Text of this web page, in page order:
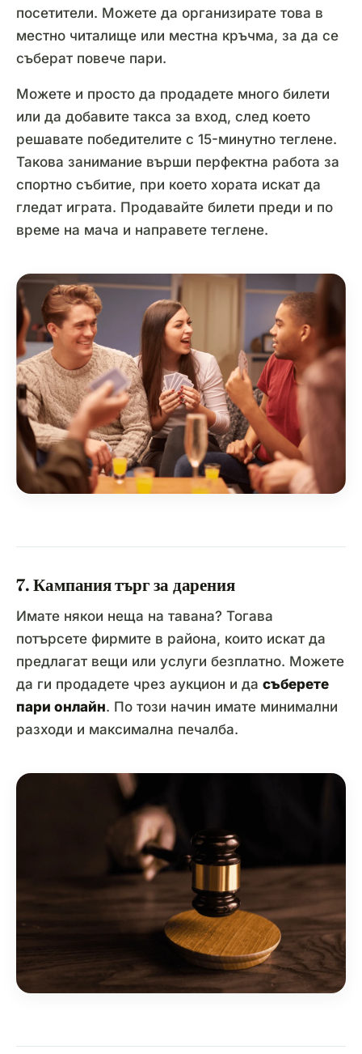
посетители. Можете да организирате това в
местно читалище или местна кръчма, за да се
съберат повече пари.
Можете и просто да продадете много билети
или да добавите такса за вход, след което
решавате победителите с 15-минутно теглене.
Такова занимание върши перфектна работа за
спортно събитие, при което хората искат да
гледат играта. Продавайте билети преди и по
време на мача и направете теглене.
7. Кампания търг за дарения
Имате някои неща на тавана? Тогава
потърсете фирмите в района, които искат да
предлагат вещи или услуги безплатно. Можете
да ги продадете чрез аукцион и да съберете
пари онлайн. По този начин имате минимални
разходи и максимална печалба.